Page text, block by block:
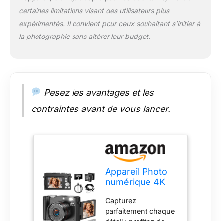
photographie sans
effort avec une mise
au point automatique
intelligente et des
permet de
photographier
facilement des fleurs
randonnée ou des
moments ludiques
d'un enfant, même à
une distance de 10
cm. Leur simplicité
garantit des résultats
clairs et
professionnels à
chaque fois. Prise de
certaines limitations visant des utilisateurs plus
expérimentés. Il convient pour ceux souhaitant s’initier à
la photographie sans altérer leur budget.
Pesez les avantages et les
contraintes avant de vous lancer.
Appareil Photo
numérique 4K
écran à Rabat de
2,8" à 180
Capturez
parfaitement chaque